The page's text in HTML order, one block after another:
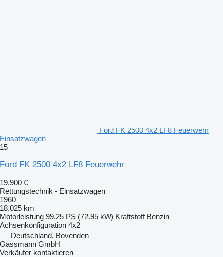
Ford FK 2500 4x2 LF8 Feuerwehr
Einsatzwagen
15
Ford FK 2500 4x2 LF8 Feuerwehr
19.900 €
Rettungstechnik - Einsatzwagen
1960
18.025 km
Motorleistung 99.25 PS (72.95 kW) Kraftstoff Benzin
Achsenkonfiguration 4x2
Deutschland, Bovenden
Gassmann GmbH
Verkäufer kontaktieren